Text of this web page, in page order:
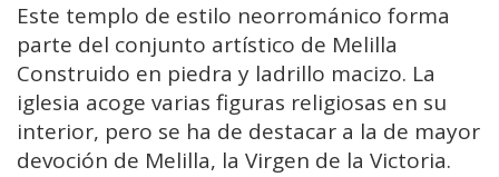
Este templo de estilo neorrománico forma
parte del conjunto artístico de Melilla
Construido en piedra y ladrillo macizo. La
iglesia acoge varias figuras religiosas en su
interior, pero se ha de destacar a la de mayor
devoción de Melilla, la Virgen de la Victoria. ​